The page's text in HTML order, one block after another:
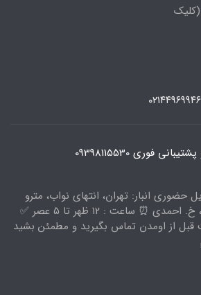
۰۲۱۴۴۹۶۹۹۴۶
فوری 09398115530
انبار: تهران، انتهای نواب، مترو
زمزم، خ. خانلو، خ. احمدی ⏰ ساعت : ۱۲ ظهر تا ۵ عصر ✅
قبل از اومدن تماس بگیرید و مطمئن بشید